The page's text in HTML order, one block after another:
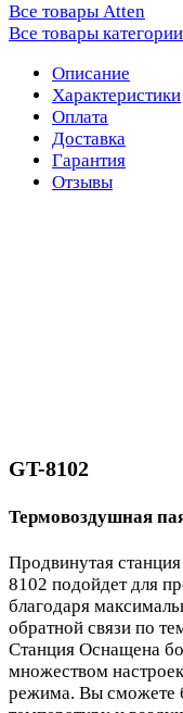
Все товары Atten
Все товары категории
Описание
Характеристики
Оплата
Доставка
Гарантия
Отзывы
GT-8102
Термовоздушная
Продвинутая
8102 подойдет для
благодаря
обратной связи по
Станция Оснащена
множеством
режима. Вы сможете